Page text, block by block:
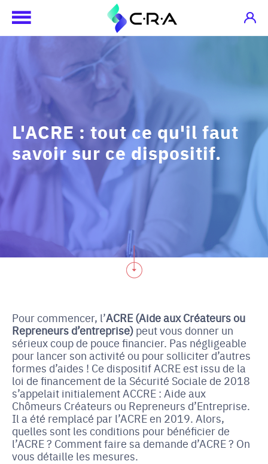
L'ACRE : tout ce qu'il faut
savoir sur ce dispositif.
Pour commencer, l’ACRE (Aide aux Créateurs ou
Repreneurs d’entreprise) peut vous donner un
sérieux coup de pouce financier. Pas négligeable
pour lancer son activité ou pour solliciter d’autres
formes d’aides ! Ce dispositif ACRE est issu de la
loi de financement de la Sécurité Sociale de 2018
s’appelait initialement ACCRE : Aide aux
Chômeurs Créateurs ou Repreneurs d’Entreprise.
Il a été remplacé par l’ACRE en 2019. Alors,
quelles sont les conditions pour bénéficier de
l’ACRE ? Comment faire sa demande d’ACRE ? On
vous détaille les mesures.